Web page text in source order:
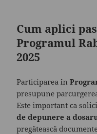
Cum aplici
Programul
2025
Participarea în
presupune
Este important ca
de depunere a
pregătească